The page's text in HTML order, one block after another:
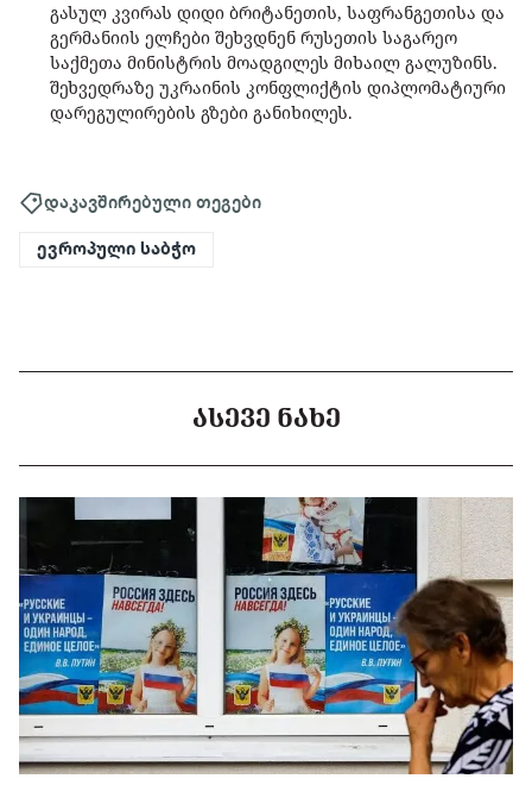
გასულ კვირას დიდი ბრიტანეთის, საფრანგეთისა და
გერმანიის ელჩები შეხვდნენ რუსეთის საგარეო
საქმეთა მინისტრის მოადგილეს მიხაილ გალუზინს.
შეხვედრაზე უკრაინის კონფლიქტის დიპლომატიური
დარეგულირების გზები განიხილეს.
დაკავშირებული თეგები
ევროპული საბჭო
ᲐᲡᲔᲕᲔ ᲜᲐᲮᲔ